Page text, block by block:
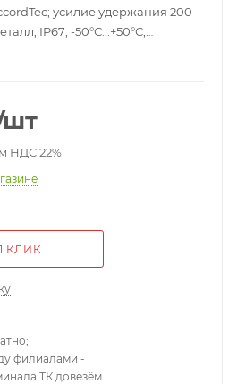
усилие удержания 200
IP67; -50°С...+50°С;
НДС 22%
КЛИК
филиалами -
ТК довезём